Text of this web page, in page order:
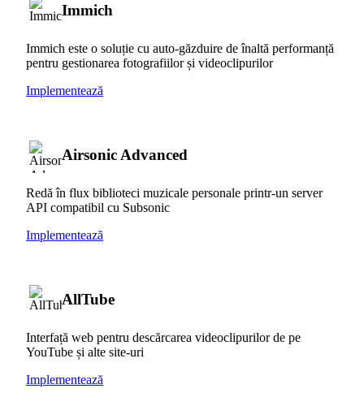
Immich
Immich este o soluție cu auto-găzduire de înaltă performanță
pentru gestionarea fotografiilor și videoclipurilor
Implementează
Airsonic Advanced
Redă în flux biblioteci muzicale personale printr-un server
API compatibil cu Subsonic
Implementează
AllTube
Interfață web pentru descărcarea videoclipurilor de pe
YouTube și alte site-uri
Implementează